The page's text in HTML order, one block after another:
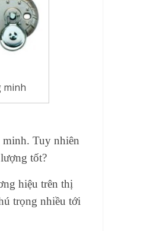
minh
Tuy nhiên
tốt?
hiệu trên thị
trọng nhiều tới